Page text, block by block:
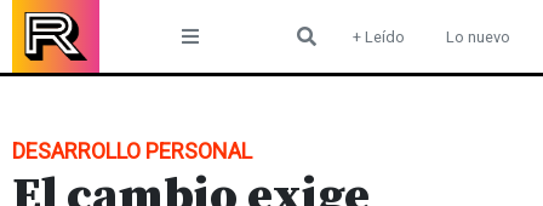
Skip
content
+ Leído Lo nuevo
DESARROLLO PERSONAL